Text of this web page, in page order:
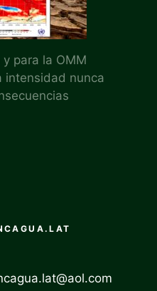
para la OMM
intensidad nunca